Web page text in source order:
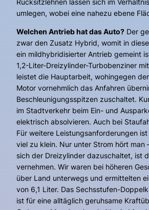
Rücksitzlehnen lassen sich im
umlegen, wobei eine nahezu ebene
Welchen Antrieb hat das Auto? Der
zwar den Zusatz Hybrid, womit in
ein mildhybridisierter Antrieb gemeint
1,2-Liter-Dreizylinder-Turbobenziner
leistet die Hauptarbeit, wohingegen
Motor vornehmlich das Anfahren
Beschleunigungsspitzen zuschaltet.
im Stadtverkehr beim Ein- und
elektrisch absolvieren. Auch bei
Für weitere Leistungsanforderungen
viel zu klein. Nur unter Strom hört man
sich der Dreizylinder dazuschaltet, ist
vernehmen. Wir waren bei höheren
über Land unterwegs und ermittelten
von 6,1 Liter. Das Sechsstufen-
ist für eine alltäglich geruhsame